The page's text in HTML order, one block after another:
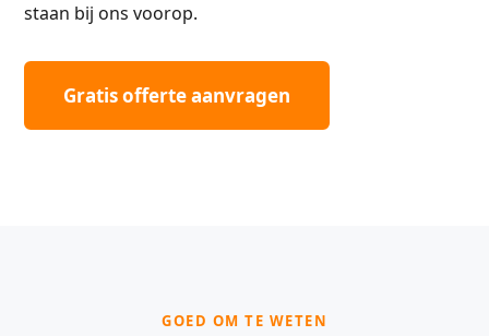
staan bij ons voorop.
Gratis offerte aanvragen
GOED OM TE WETEN